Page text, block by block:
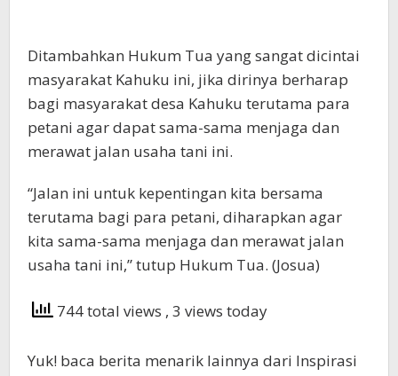
Ditambahkan Hukum Tua yang sangat dicintai
masyarakat Kahuku ini, jika dirinya berharap
bagi masyarakat desa Kahuku terutama para
petani agar dapat sama-sama menjaga dan
merawat jalan usaha tani ini.
“Jalan ini untuk kepentingan kita bersama
terutama bagi para petani, diharapkan agar
kita sama-sama menjaga dan merawat jalan
usaha tani ini,” tutup Hukum Tua. (Josua)
744 total views , 3 views today
Yuk! baca berita menarik lainnya dari Inspirasi